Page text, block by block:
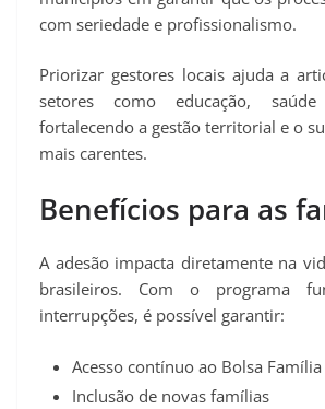
com seriedade e profissionalismo.
Priorizar gestores locais ajuda a
setores como educação,
fortalecendo a gestão territorial e o
mais carentes.
Benefícios para as
A adesão impacta diretamente na
brasileiros. Com o programa
interrupções, é possível garantir:
Acesso contínuo ao Bolsa Família
Inclusão de novas famílias